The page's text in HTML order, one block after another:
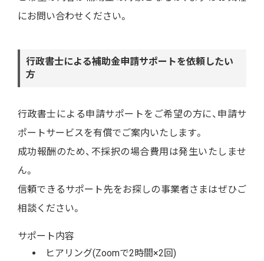
にお問い合わせください。
行政書士による補助金申請サポートを依頼したい
方
行政書士による申請サポートをご希望の方に、申請サ
ポートサービスを有償でご案内いたします。
成功報酬のため、不採択の場合費用は発生いたしませ
ん。
信頼できるサポート先をお探しの事業者さまはぜひご
相談ください。
サポート内容
ヒアリング(Zoomで2時間×2回)